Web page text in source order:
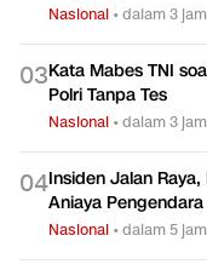
Nasional •dalam 3 jam
03Kata Mabes TNI
Polri Tanpa Tes
Nasional •dalam 3 jam
04Insiden Jalan
Aniaya Pengendara
Nasional •dalam 5 jam